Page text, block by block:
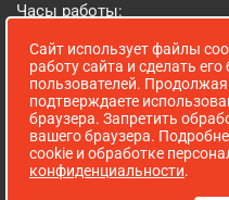
Часы работы:
Суббота, Воскресенье: с
г. Йошкар-Ола, ул.
Тел.: (8362) 41-07-31
Часы работы:
Понедельник – Пятница: с
Сайт использует файлы
работу сайта и сделать
пользователей.
подтверждаете
браузера. Запретить
вашего браузера.
cookie и обработке
конфиденциальности.